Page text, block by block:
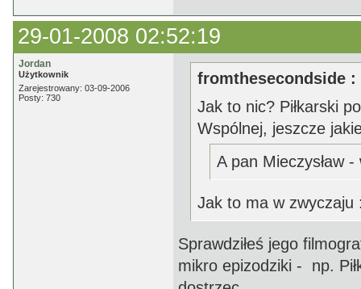
29-01-2008 02:52:19
Jordan
Użytkownik
Zarejestrowany: 03-09-2006
Posty: 730
fromthesecondside :
Jak to nic? Piłkarski
Wspólnej, jeszcze
A pan Mieczysław
Jak to ma w zwyczaju
Sprawdziłeś jego
mikro epizodziki - np.